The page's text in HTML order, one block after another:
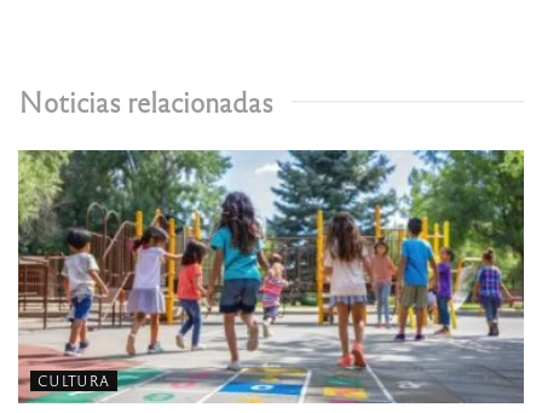
Noticias relacionadas
CULTURA